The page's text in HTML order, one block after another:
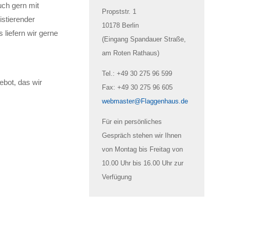
gern mit
liefern wir gerne
das wir
Propststr. 1
10178 Berlin
(Eingang Spandauer Straße,
am Roten Rathaus)
Tel.: +49 30 275 96 599
Fax: +49 30 275 96 605
webmaster@Flaggenhaus.de
Für ein persönliches
Gespräch stehen wir Ihnen
von Montag bis Freitag von
10.00 Uhr bis 16.00 Uhr zur
Verfügung